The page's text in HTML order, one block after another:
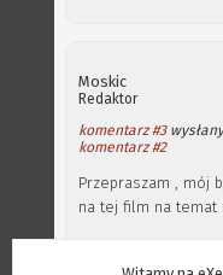
Moskic
Redaktor
komentarz #3
komentarz #2
Przepraszam , mój
na tej film na temat